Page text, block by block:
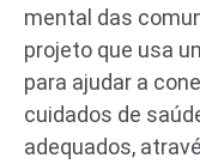
mental das
projeto que usa
para ajudar a
cuidados de
adequados,